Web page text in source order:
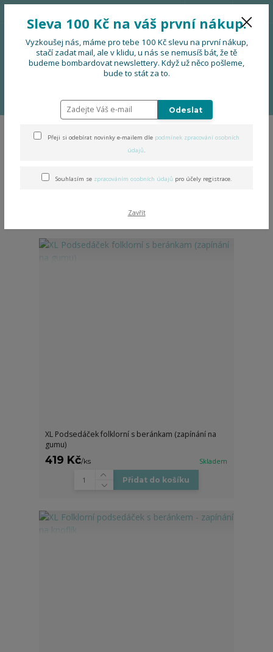
Menu
0 Kč
Podsedáček XL 35 x 50 cm
Podsedáček XL 35 x 50 cm
Nejnovější Nejlevnější Nejdražší
strana
XL Podsedáček folklorní s beránkam (zapínání na
gumu)
419 Kč/ks Skladem
Přidat do košíku
Sleva 100 Kč na váš první nákup.
Vyzkoušej nás, máme pro tebe 100 Kč slevu na první nákup,
stačí zadat mail, ale v klidu, u nás se nemusíš bát, že tě
budeme bombardovat newslettery. Když už něco pošleme,
bude to stát za to.
Odeslat
Přeji si odebírat novinky e-mailem dle podmínek zpracování osobních
údajů.
Souhlasím se zpracováním osobních údajů pro účely registrace.
Zavřít